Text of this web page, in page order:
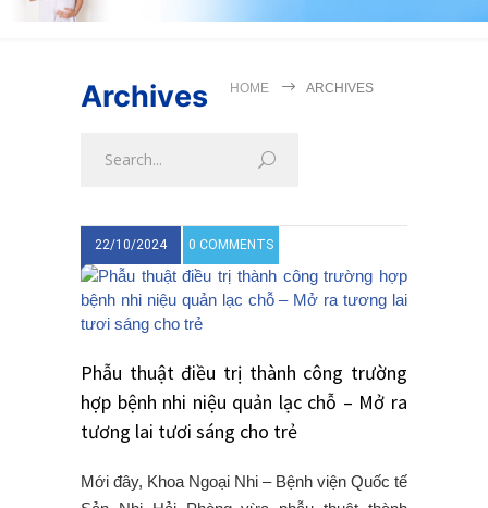
Archives HOME ARCHIVES
22/10/2024 0 COMMENTS
Phẫu thuật điều trị thành công trường
hợp bệnh nhi niệu quản lạc chỗ – Mở ra
tương lai tươi sáng cho trẻ
Mới đây, Khoa Ngoại Nhi – Bệnh viện Quốc tế